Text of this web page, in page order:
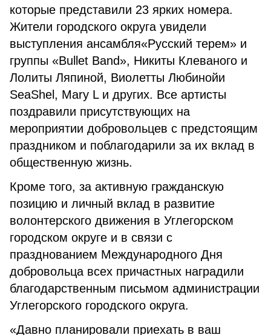
которые представили 23 ярких номера.
Жители городского округа увидели
выступления ансамбля«Русский терем» и
группы «Bullet Band», Никиты Клеваного и
Лолиты Ляпиной, Виолетты Любинойи
SeaShel, Mary L и других. Все артисты
поздравили присутствующих на
мероприятии добровольцев с предстоящим
праздником и поблагодарили за их вклад в
общественную жизнь.
Кроме того, за активную гражданскую
позицию и личный вклад в развитие
волонтерского движения в Углегорском
городском округе и в связи с
празднованием Международного Дня
добровольца всех причастных наградили
благодарственным письмом администрации
Углегорского городского округа.
«Давно планировали приехать в ваш